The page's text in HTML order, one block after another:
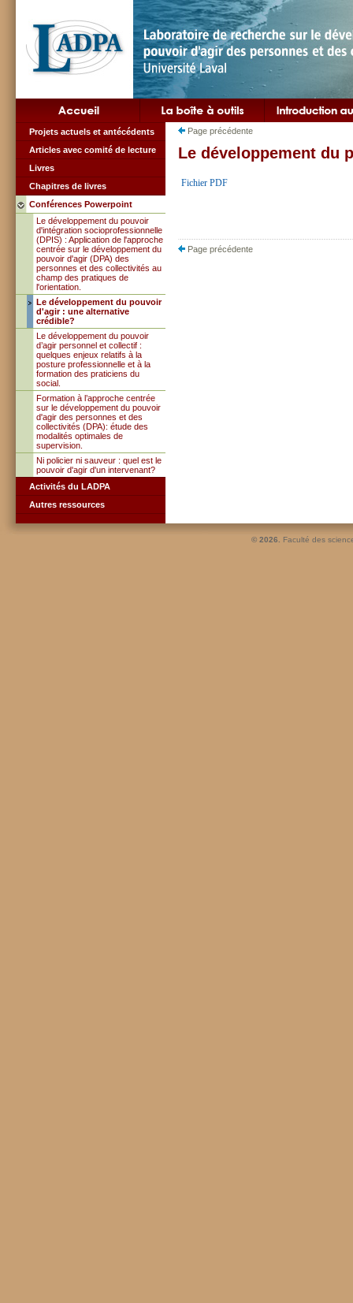
Projets actuels et antécédents
Articles avec comité de lecture
Livres
Chapitres de livres
Conférences Powerpoint
Le développement du pouvoir
d'intégration socioprofessionnelle
(DPIS) : Application de l'approche
centrée sur le développement du
pouvoir d'agir (DPA) des
personnes et des collectivités au
champ des pratiques de
l'orientation.
Le développement du pouvoir
d'agir : une alternative
crédible?
Le développement du pouvoir
d’agir personnel et collectif :
quelques enjeux relatifs à la
posture professionnelle et à la
formation des praticiens du
social.
Formation à l’approche centrée
sur le développement du pouvoir
d'agir des personnes et des
collectivités (DPA): étude des
modalités optimales de
supervision.
Ni policier ni sauveur : quel est le
pouvoir d'agir d'un intervenant?
Activités du LADPA
Autres ressources
Page précédente
Le développement du
Fichier PDF
Page précédente
© 2026. Faculté des